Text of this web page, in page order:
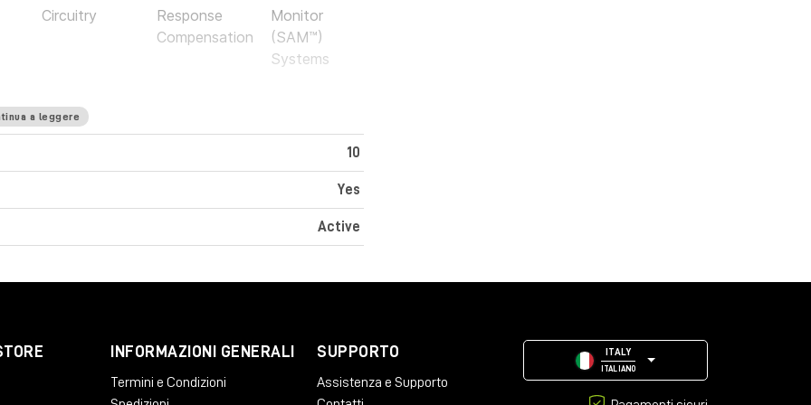
Circuitry
Response
Compensation
Monitor
(SAM™)
Systems
fonde l'amatissimo stile montabile su soffitto
tecnologia Smart Active Monitoring.
a leggere
10
Yes
Active
INFORMAZIONI GENERALI
Termini e Condizioni
SUPPORTO
Assistenza e Supporto
ITALY
ITALIANO